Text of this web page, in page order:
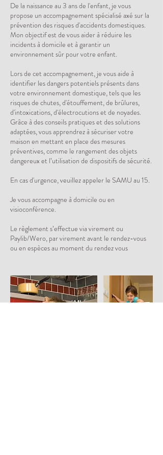
De la naissance au 3 ans de l'enfant, je vous
propose un accompagnement spécialisé axé sur la
prévention des risques d'accidents domestiques.
Mon objectif est de vous aider à réduire les
incidents à domicile et à garantir un
environnement sûr pour votre enfant.
Lors de cet accompagnement, je vous aide à
identifier les dangers potentiels présents dans
votre environnement domestique, tels que les
risques de chutes, d'étouffement, de brûlures,
d'intoxications, d'électrocutions et de noyades.
Grâce à des conseils pratiques et des solutions
adaptées, vous apprendrez à sécuriser votre
maison en mettant en place des mesures
préventives, comme le rangement des objets
dangereux et l’utilisation de dispositifs de sécurité.
En cas d'urgence, veuillez appeler le SAMU au 15.
Je vous accompagne à domicile ou en
visioconférence.
Le règlement s’effectue via virement ou
Paylib/Wero, par virement avant le rendez-vous
ou en espèces au moment du rendez vous